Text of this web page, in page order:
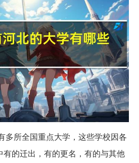
多所全国重点大学，这些学校因各
的迁出，有的更名，有的与其他